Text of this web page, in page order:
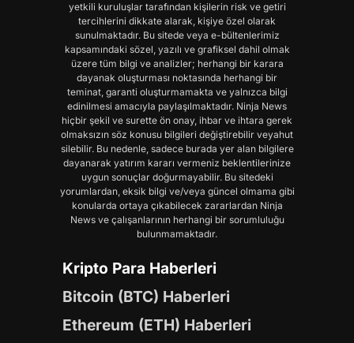
yetkili kuruluşlar tarafından kişilerin risk ve getiri
tercihlerini dikkate alarak, kişiye özel olarak
sunulmaktadır. Bu sitede veya e-bültenlerimiz
kapsamındaki sözel, yazılı ve grafiksel dahil olmak
üzere tüm bilgi ve analizler; herhangi bir karara
dayanak oluşturması noktasında herhangi bir
teminat, garanti oluşturmamakta ve yalnızca bilgi
edinilmesi amacıyla paylaşılmaktadır. Ninja News
hiçbir şekil ve surette ön onay, ihbar ve ihtara gerek
olmaksızın söz konusu bilgileri değiştirebilir veyahut
silebilir. Bu nedenle, sadece burada yer alan bilgilere
dayanarak yatırım kararı vermeniz beklentilerinize
uygun sonuçlar doğurmayabilir. Bu sitedeki
yorumlardan, eksik bilgi ve/veya güncel olmama gibi
konularda ortaya çıkabilecek zararlardan Ninja
News ve çalışanlarının herhangi bir sorumluluğu
bulunmamaktadır.
Kripto Para Haberleri
Bitcoin (BTC) Haberleri
Ethereum (ETH) Haberleri